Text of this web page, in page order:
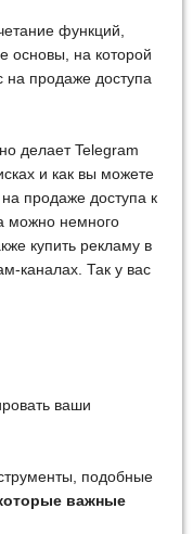
функций,
основы, на которой
на продаже доступа
делает Telegram
и как вы можете
продаже доступа к
можно немного
купить рекламу в
каналах. Так у вас
ваши
подобные
важные